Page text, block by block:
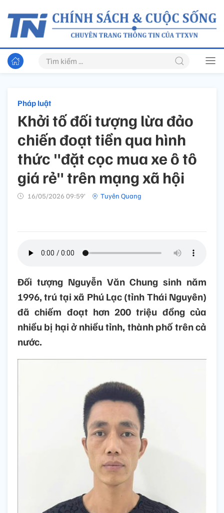
Pháp luật
Khởi tố đối tượng lừa đảo
chiến đoạt tiền qua hình
thức "đặt cọc mua xe ô tô
giá rẻ" trên mạng xã hội
16/05/2026 09:59’ Tuyên Quang
Đối tượng Nguyễn Văn Chung sinh năm
1996, trú tại xã Phú Lạc (tỉnh Thái Nguyên)
đã chiếm đoạt hơn 200 triệu đồng của
nhiều bị hại ở nhiều tỉnh, thành phố trên cả
nước.